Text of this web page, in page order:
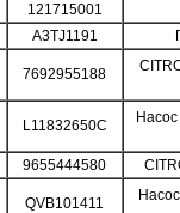
121715001
A3TJ1191
7692955188
L11832650C
9655444580
QVB101411